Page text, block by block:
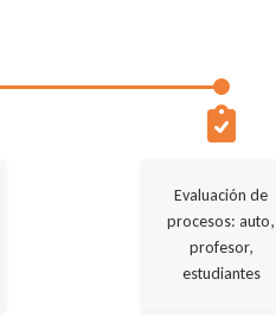
Evaluación de
procesos: auto,
profesor,
estudiantes